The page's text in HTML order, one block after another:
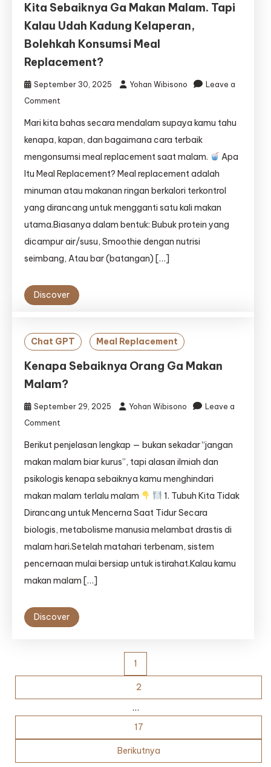
Kita Sebaiknya Ga Makan Malam. Tapi
Kalau Udah Kadung Kelaperan,
Bolehkah Konsumsi Meal
Replacement?
September 30, 2025 Yohan Wibisono
Leave a
Comment
Sebaiknya
Ga
Malam.
Tapi
Kalau
Kadung
Kelaperan,
Bolehkah
Meal
Mari kita bahas secara mendalam supaya kamu tahu
kenapa, kapan, dan bagaimana cara terbaik
mengonsumsi meal replacement saat malam.
Apa
Itu Meal Replacement? Meal replacement adalah
minuman atau makanan ringan berkalori terkontrol
yang dirancang untuk mengganti satu kali makan
utama.Biasanya dalam bentuk: Bubuk protein yang
dicampur air/susu, Smoothie dengan nutrisi
seimbang, Atau bar (batangan) […]
Discover
Chat GPT Meal Replacement
Kenapa Sebaiknya Orang Ga Makan
Malam?
September 29, 2025 Yohan Wibisono
Leave a
Comment
Sebaiknya
Orang
Makan
Malam?
Berikut penjelasan lengkap — bukan sekadar “jangan
makan malam biar kurus”, tapi alasan ilmiah dan
psikologis kenapa sebaiknya kamu menghindari
makan malam terlalu malam
1. Tubuh Kita Tidak
Dirancang untuk Mencerna Saat Tidur Secara
biologis, metabolisme manusia melambat drastis di
malam hari.Setelah matahari terbenam, sistem
pencernaan mulai bersiap untuk istirahat.Kalau kamu
makan malam […]
Discover
1
2
…
17
Berikutnya